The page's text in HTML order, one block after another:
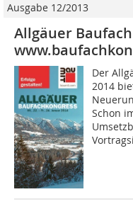
Ausgabe 12/2013
Allgäuer
Der
2014
Schon